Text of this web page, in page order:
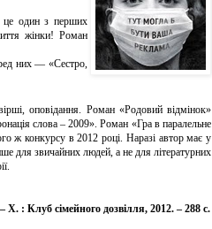
це один з перших
жінки! Роман
них — «Сестро,
оповідання. Роман «Родовий відмінок»
слова – 2009». Роман «Гра в паралельне
ж конкурсу в 2012 році. Наразі автор має у
для звичайних людей, а не для літературних
: Клуб сімейного дозвілля, 2012. – 288 с.